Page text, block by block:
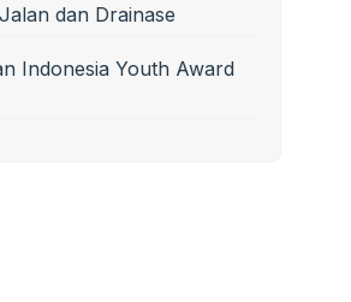
dan Drainase
Indonesia Youth Award